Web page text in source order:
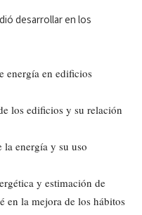
desarrollar en los
energía en edificios
los edificios y su relación
la energía y su uso
y estimación de
en la mejora de los hábitos